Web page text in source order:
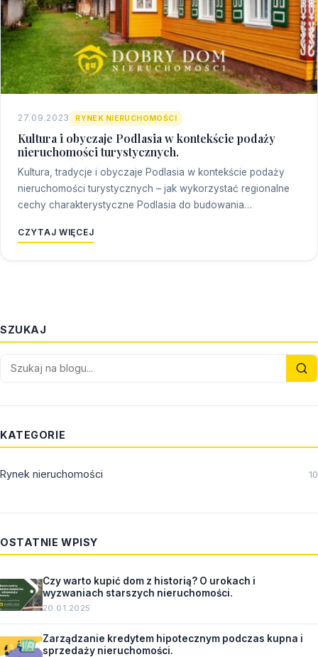
27.09.2023 RYNEK NIERUCHOMOŚCI
Kultura i obyczaje Podlasia w kontekście podaży
nieruchomości turystycznych.
Kultura, tradycje i obyczaje Podlasia w kontekście podaży
nieruchomości turystycznych – jak wykorzystać regionalne
cechy charakterystyczne Podlasia do budowania…
CZYTAJ WIĘCEJ
SZUKAJ
KATEGORIE
Rynek nieruchomości 10
OSTATNIE WPISY
Czy warto kupić dom z historią? O urokach i
wyzwaniach starszych nieruchomości.
20.01.2025
Zarządzanie kredytem hipotecznym podczas kupna i
sprzedaży nieruchomości.